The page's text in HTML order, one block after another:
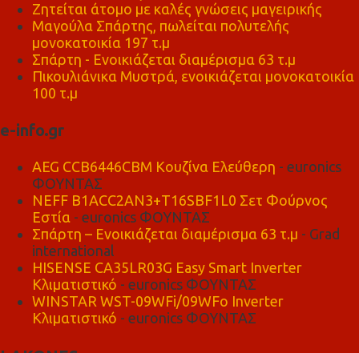
Ζητείται άτομο με καλές γνώσεις μαγειρικής
Μαγούλα Σπάρτης, πωλείται πολυτελής
μονοκατοικία 197 τ.μ
Σπάρτη - Ενοικιάζεται διαμέρισμα 63 τ.μ
Πικουλιάνικα Μυστρά, ενοικιάζεται μονοκατοικία
100 τ.μ
e-info.gr
AEG CCB6446CBM Κουζίνα Ελεύθερη - euronics
ΦΟΥΝΤΑΣ
NEFF B1ACC2AN3+T16SBF1L0 Σετ Φούρνος
Εστία - euronics ΦΟΥΝΤΑΣ
Σπάρτη – Ενοικιάζεται διαμέρισμα 63 τ.μ - Grad
international
HISENSE CA35LR03G Easy Smart Inverter
Κλιματιστικό - euronics ΦΟΥΝΤΑΣ
WINSTAR WST-09WFi/09WFo Inverter
Κλιματιστικό - euronics ΦΟΥΝΤΑΣ